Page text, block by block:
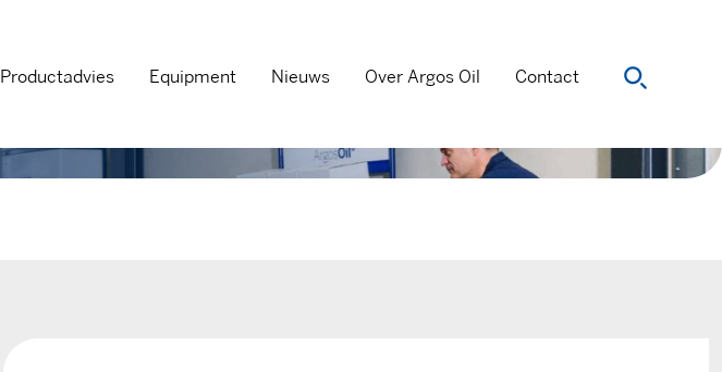
Productadvies Equipment Nieuws Over Argos Oil Contact